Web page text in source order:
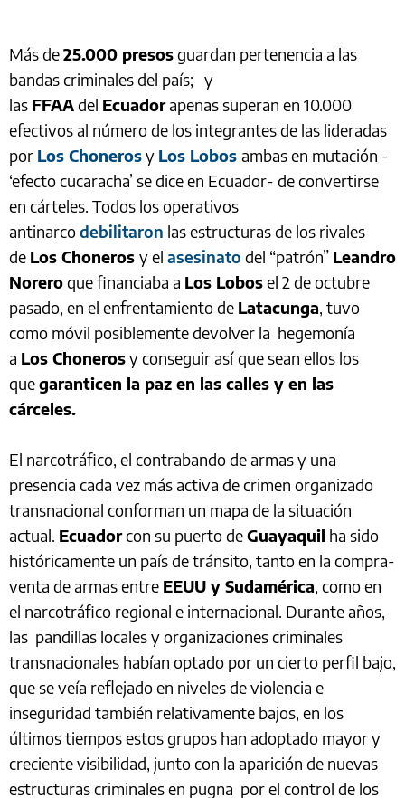
Más de25.000 presosguardan pertenencia a las
bandas criminales del país; y
las FFAAdel Ecuadorapenas superan en 10.000
efectivos al número de los integrantes de las lideradas
por Los Chonerosy Los Lobos ambas en mutación -
‘efecto cucaracha’ se dice en Ecuador- de convertirse
en cárteles. Todos los operativos
antinarcodebilitaron las estructuras de los rivales
de Los Choneros y el asesinato del “patrón” Leandro
Noreroque financiaba a Los Lobosel 2 de octubre
pasado, en el enfrentamiento de Latacunga, tuvo
como móvil posiblemente devolver la hegemonía
a Los Chonerosy conseguir así que sean ellos los
quegaranticen la paz en las calles y en las
cárceles.
El narcotráfico, el contrabando de armas y una
presencia cada vez más activa de crimen organizado
transnacional conforman un mapa de la situación
actual. Ecuadorcon su puerto deGuayaquil ha sido
históricamente un país de tránsito, tanto en la compra-
venta de armas entre EEUU y Sudamérica, como en
el narcotráfico regional e internacional. Durante años,
las pandillas locales y organizaciones criminales
transnacionales habían optado por un cierto perfil bajo,
que se veía reflejado en niveles de violencia e
inseguridad también relativamente bajos, en los
últimos tiempos estos grupos han adoptado mayor y
creciente visibilidad, junto con la aparición de nuevas
estructuras criminales en pugna por el control de los